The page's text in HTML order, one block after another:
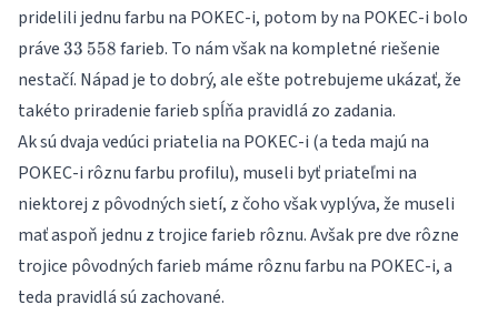
pridelili jednu farbu na POKEC-i, potom by na POKEC-i bolo
práve 33\,558
33 558 farieb. To nám však na kompletné riešenie
nestačí. Nápad je to dobrý, ale ešte potrebujeme ukázať, že
takéto priradenie farieb spĺňa pravidlá zo zadania.
Ak sú dvaja vedúci priatelia na POKEC-i (a teda majú na
POKEC-i rôznu farbu profilu), museli byť priateľmi na
niektorej z pôvodných sietí, z čoho však vyplýva, že museli
mať aspoň jednu z trojice farieb rôznu. Avšak pre dve rôzne
trojice pôvodných farieb máme rôznu farbu na POKEC-i, a
teda pravidlá sú zachované.